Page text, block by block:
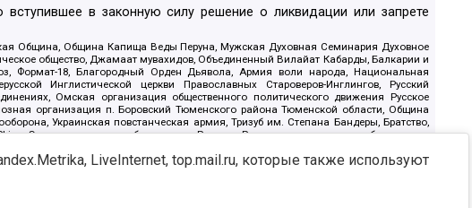
в законную силу решение о ликвидации или запрете
Община, Община Капища Веды Перуна, Мужская Духовная Семинария Духовное
общество, Джамаат мувахидов, Объединенный Вилайат Кабарды, Балкарии и
Формат-18, Благородный Орден Дьявола, Армия воли народа, Национальная
Инглистической церкви Православных Староверов-Инглингов, Русский
Омская организация общественного политического движения Русское
организация п. Боровский Тюменского района Тюменской области, Община
Украинская повстанческая армия, Тризуб им. Степана Бандеры, Братство,
Этнополитическое объединение Русские, Русское национальное объединение
МПГ, Курсом Правды и Единения, Каракольская инициативная группа, Автоград
единство, Башкорт, Нация и свобода, W.H.С., Фалунь Дафа, Иртыш Ultras, Русский
Совет граждан СССР Прикубанского округа г. Краснодара
LiveInternet, top.mail.ru, которые также используют